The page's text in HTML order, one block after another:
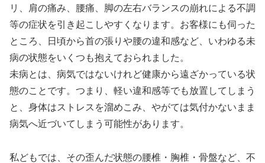
リ、肩の痛み、腰痛、脚の左右バランスの崩れによる不調
等の症状を引き起こしやすくなります。お客様にも伺った
ところ、日頃から首の張りや腰の違和感など、いわゆる未
病の状態をいくつも抱えておられました。
未病とは、病気ではないけれど健康から遠ざかっている状
態のことです。つまり、軽い違和感等でも放置してしまう
と、身体はストレスを溜めこみ、やがては気付かないまま
病気へ近づいてしまう可能性があります。
私どもでは、その歪んだ状態の腰椎・胸椎・骨盤など、不